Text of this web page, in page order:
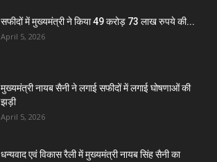
सफीदों में मुख्यमंत्री ने किया 49 करोड़ 73 लाख रुपये की...
April 5, 2026
मुख्यमंत्री नायब सैनी ने लगाई सफीदों में लगाई घोषणाओं की
झड़ी
April 5, 2026
धन्यवाद एवं विकास रैली में मुख्यमंत्री नायब सिंह सैनी का